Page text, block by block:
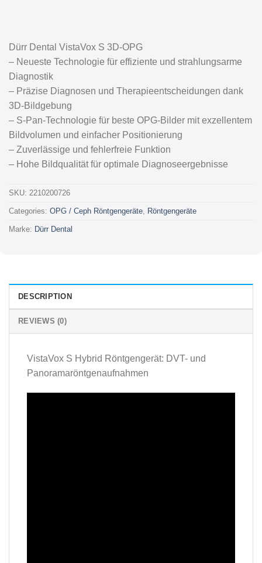
Dürr Dental VistaVox S 3D-OPG
– Neueste Technologie für effiziente und strahlungsarme
Diagnostik
– Präzise Diagnosen und Therapieentscheidungen dank
3D-Bildgebung
– S-Pan-Technologie für beste OPG-Bilder mit exzellentem
Bildvolumen und einfacher Positionierung
– Zuverlässige und fehlerfreie Funktion
– Hohe Bildqualität für optimale Diagnoseergebnisse
SKU: 2210200726
Categories: OPG / Ceph Röntgengeräte Röntgengeräte
Marke: Dürr Dental
DESCRIPTION
REVIEWS (0)
VistaVox S Hybrid Röntgengerät: DVT- und
Panoramaröntgenaufnahmen